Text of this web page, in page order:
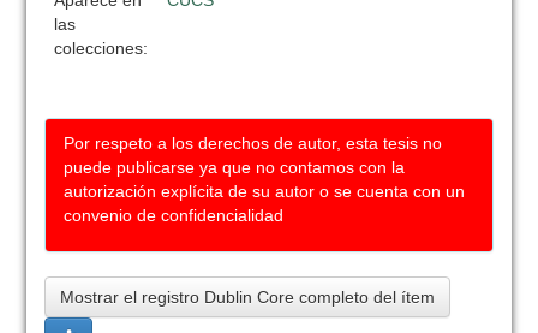
las
colecciones:
Por respeto a los derechos de autor, esta tesis no
puede publicarse ya que no contamos con la
autorización explícita de su autor o se cuenta con un
convenio de confidencialidad
Mostrar el registro Dublin Core completo del ítem